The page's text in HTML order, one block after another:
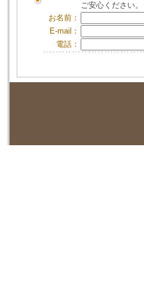
ご安心ください。
お名前：
E-mail：
電話：